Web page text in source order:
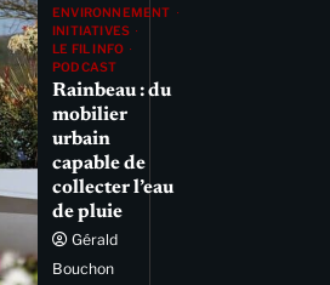
ENVIRONNEMENT
INITIATIVES
LE FIL INFO
PODCAST
Rainbeau : du
mobilier
urbain
capable de
collecter l’eau
de pluie
Gérald
Bouchon